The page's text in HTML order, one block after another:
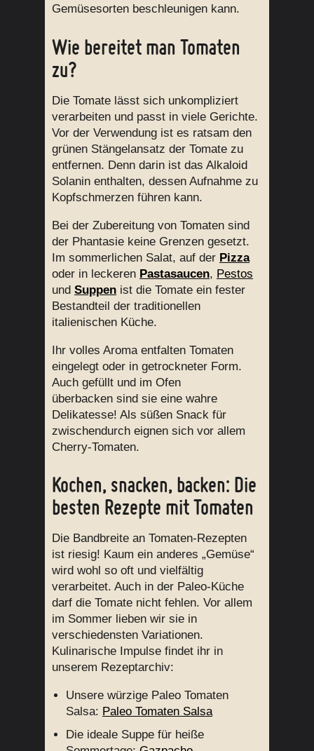
Gemüsesorten beschleunigen kann.
Wie bereitet man Tomaten
zu?
Die Tomate lässt sich unkompliziert
verarbeiten und passt in viele Gerichte.
Vor der Verwendung ist es ratsam den
grünen Stängelansatz der Tomate zu
entfernen. Denn darin ist das Alkaloid
Solanin enthalten, dessen Aufnahme zu
Kopfschmerzen führen kann.
Bei der Zubereitung von Tomaten sind
der Phantasie keine Grenzen gesetzt.
Im sommerlichen Salat, auf der Pizza
oder in leckeren Pastasaucen, Pestos
und Suppen ist die Tomate ein fester
Bestandteil der traditionellen
italienischen Küche.
Ihr volles Aroma entfalten Tomaten
eingelegt oder in getrockneter Form.
Auch gefüllt und im Ofen
überbacken sind sie eine wahre
Delikatesse! Als süßen Snack für
zwischendurch eignen sich vor allem
Cherry-Tomaten.
Kochen, snacken, backen: Die
besten Rezepte mit Tomaten
Die Bandbreite an Tomaten-Rezepten
ist riesig! Kaum ein anderes „Gemüse“
wird wohl so oft und vielfältig
verarbeitet. Auch in der Paleo-Küche
darf die Tomate nicht fehlen. Vor allem
im Sommer lieben wir sie in
verschiedensten Variationen.
Kulinarische Impulse findet ihr in
unserem Rezeptarchiv:
Unsere würzige Paleo Tomaten
Salsa: Paleo Tomaten Salsa
Die ideale Suppe für heiße